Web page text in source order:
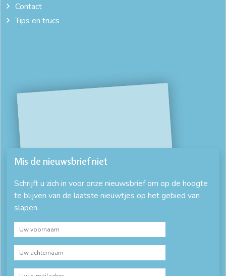
Contact
Tips en trucs
Mis de nieuwsbrief niet
Schrijft u zich in voor onze nieuwsbrief om op de hoogte
te blijven van de laatste nieuwtjes op het gebied van
slapen.